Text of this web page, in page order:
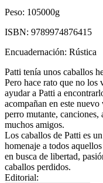
Peso: 105000g
ISBN: 9789974876415
Encuadernación: Rústica
Patti tenía unos caballos
Pero hace rato que no los
ayudar a Patti a
acompañan en este nuevo
perro mutante, canciones,
muchos amigos.
Los caballos de Patti es
homenaje a todos
en busca de libertad,
caballos perdidos.
Editorial: